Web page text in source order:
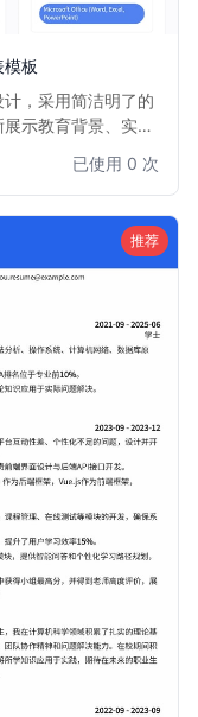
板
，采用简洁明了的
示教育背景、实习
想选择。
已使用 0 次
推荐